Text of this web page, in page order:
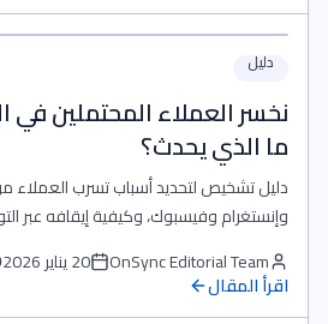
دليل
نخسر العملاء المحتملين
ما الذي يحدث؟
دليل تشخيص لتحديد أسباب تسرب العملاء
وإنستغرام وفيسبوك، وكيفية إيقافه عبر
OnSync Editorial Team 20 يناير 2026
اقرأ المقال